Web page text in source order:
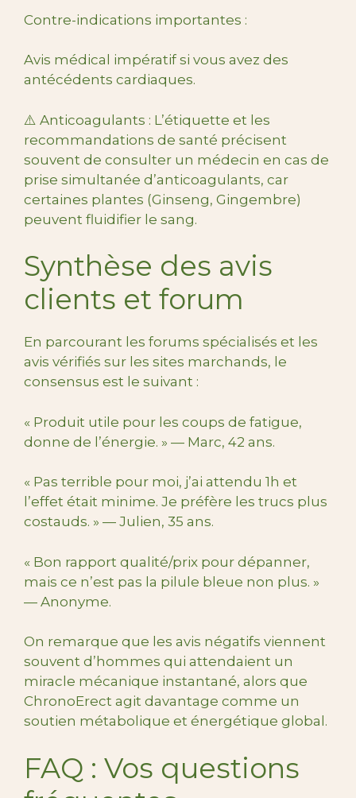
Contre-indications importantes :
Avis médical impératif si vous avez des
antécédents cardiaques.
⚠️ Anticoagulants : L’étiquette et les
recommandations de santé précisent
souvent de consulter un médecin en cas de
prise simultanée d’anticoagulants, car
certaines plantes (Ginseng, Gingembre)
peuvent fluidifier le sang.
Synthèse des avis
clients et forum
En parcourant les forums spécialisés et les
avis vérifiés sur les sites marchands, le
consensus est le suivant :
« Produit utile pour les coups de fatigue,
donne de l’énergie. » — Marc, 42 ans.
« Pas terrible pour moi, j’ai attendu 1h et
l’effet était minime. Je préfère les trucs plus
costauds. » — Julien, 35 ans.
« Bon rapport qualité/prix pour dépanner,
mais ce n’est pas la pilule bleue non plus. »
— Anonyme.
On remarque que les avis négatifs viennent
souvent d’hommes qui attendaient un
miracle mécanique instantané, alors que
ChronoErect agit davantage comme un
soutien métabolique et énergétique global.
FAQ : Vos questions